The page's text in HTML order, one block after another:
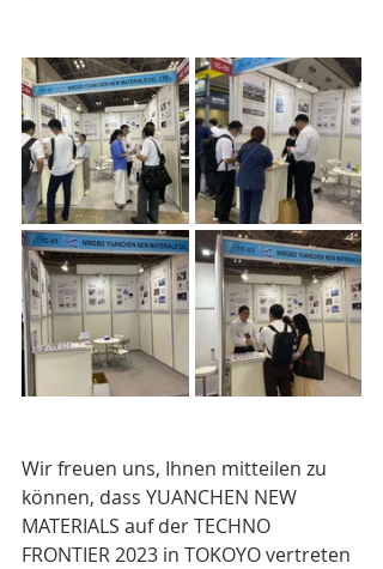
Wir freuen uns, Ihnen mitteilen zu
können, dass YUANCHEN NEW
MATERIALS auf der TECHNO
FRONTIER 2023 in TOKOYO vertreten